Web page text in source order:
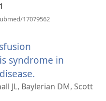
17079562
syndrome in
หน้าต่าง
JL, Baylerian DM, Scott